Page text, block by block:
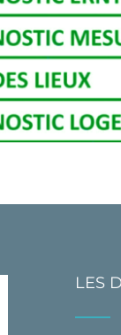
LES